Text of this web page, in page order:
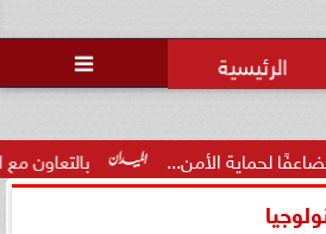

بالتعاون مع البنك